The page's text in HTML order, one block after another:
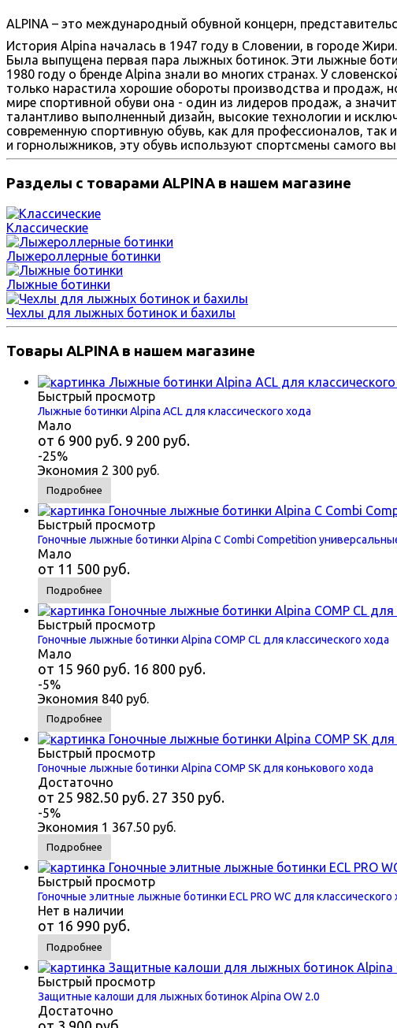
ALPINA – это международный обувной концерн,
История Alpina началась в 1947 году в Словении, в городе
Была выпущена первая пара лыжных ботинок. Эти лыжные
1980 году о бренде Alpina знали во многих странах. У
только нарастила хорошие обороты производства и продаж,
мире спортивной обуви она - один из лидеров продаж, а
талантливо выполненный дизайн, высокие технологии и
современную спортивную обувь, как для профессионалов,
и горнолыжников, эту обувь используют спортсмены самого
Разделы с товарами ALPINA в нашем магазине
Классические
Лыжероллерные ботинки
Лыжные ботинки
Чехлы для лыжных ботинок и бахилы
Товары ALPINA в нашем магазине
Быстрый просмотр
Лыжные ботинки Alpina ACL для классического хода
Мало
от 6 900 руб. 9 200 руб.
-25%
Экономия 2 300 руб.
Подробнее
Быстрый просмотр
Гоночные лыжные ботинки Alpina C Combi Competition
Мало
от 11 500 руб.
Подробнее
Быстрый просмотр
Гоночные лыжные ботинки Alpina COMP CL для классического хода
Мало
от 15 960 руб. 16 800 руб.
-5%
Экономия 840 руб.
Подробнее
Быстрый просмотр
Гоночные лыжные ботинки Alpina COMP SK для конькового хода
Достаточно
от 25 982.50 руб. 27 350 руб.
-5%
Экономия 1 367.50 руб.
Подробнее
Быстрый просмотр
Гоночные элитные лыжные ботинки ECL PRO WC для классического
Нет в наличии
от 16 990 руб.
Подробнее
Быстрый просмотр
Защитные калоши для лыжных ботинок Alpina OW 2.0
Достаточно